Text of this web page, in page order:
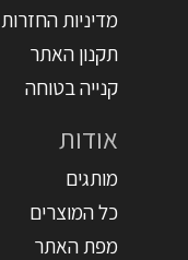
מדיניות החזרות
תקנון האתר
קנייה בטוחה
אודות
מותגים
כל המוצרים
מפת האתר